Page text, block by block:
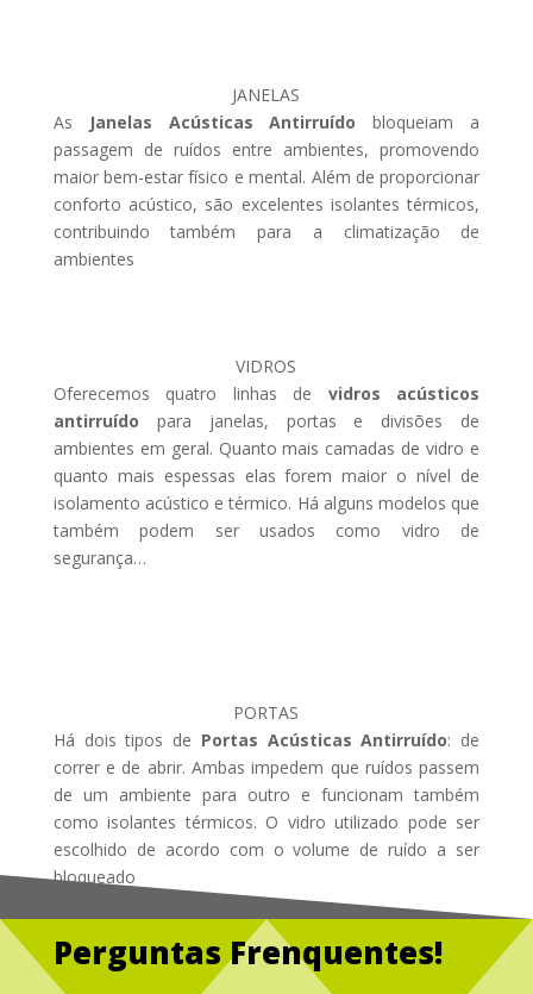
JANELAS
As
Janelas Acústicas Antirruído
bloqueiam a
passagem de ruídos entre ambientes, promovendo
maior bem-estar físico e mental. Além de proporcionar
conforto acústico, são excelentes isolantes térmicos,
contribuindo também para a climatização de
ambientes
VIDROS
Oferecemos quatro linhas de
vidros acústicos
antirruído
para janelas, portas e divisões de
ambientes em geral. Quanto mais camadas de vidro e
quanto mais espessas elas forem maior o nível de
isolamento acústico e térmico. Há alguns modelos que
também podem ser usados como vidro de
segurança…
PORTAS
Há dois tipos de Portas Acústicas Antirruído: de
correr e de abrir. Ambas impedem que ruídos passem
de um ambiente para outro e funcionam também
como isolantes térmicos. O vidro utilizado pode ser
escolhido de acordo com o volume de ruído a ser
bloqueado
Perguntas Frenquentes!